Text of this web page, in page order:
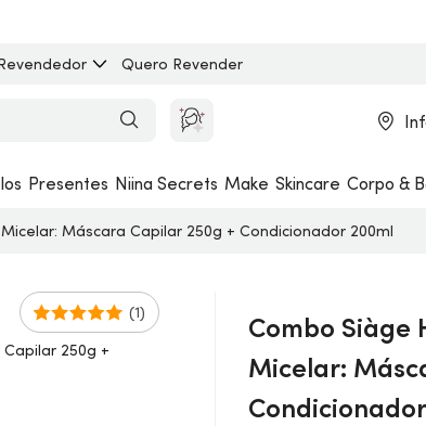
Quero Revender
Presentes Niina Secrets Make Skincare Corpo &
Máscara Capilar 250g + Condicionador 200ml
Combo Siàge
Micelar:
(1)